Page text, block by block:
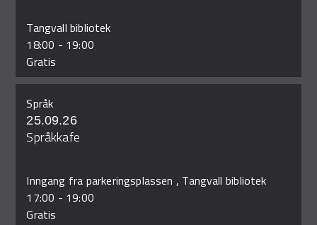
Tangvall bibliotek
18:00 - 19:00
Gratis
Språk
25.09.26
Språkkafe
Inngang fra parkeringsplassen , Tangvall bibliotek
17:00 - 19:00
Gratis